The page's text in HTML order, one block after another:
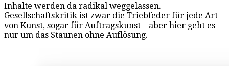
Inhalte werden da radikal weggelassen.
Gesellschaftskritik ist zwar die Triebfeder für jede Art
von Kunst, sogar für Auftragskunst – aber hier geht es
nur um das Staunen ohne Auflösung.